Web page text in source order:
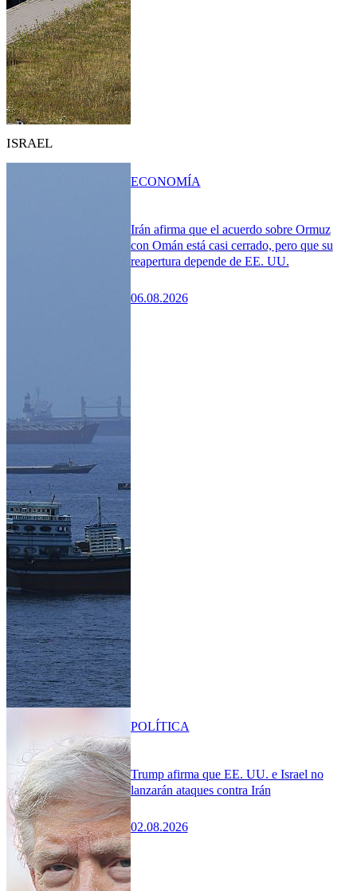
ISRAEL
Irán afirma que el acuerdo sobre Ormuz
con Omán está casi cerrado, pero que su
reapertura depende de EE. UU.
06.08.2026
ECONOMÍA
Trump afirma que EE. UU. e Israel no
lanzarán ataques contra Irán
02.08.2026
POLÍTICA